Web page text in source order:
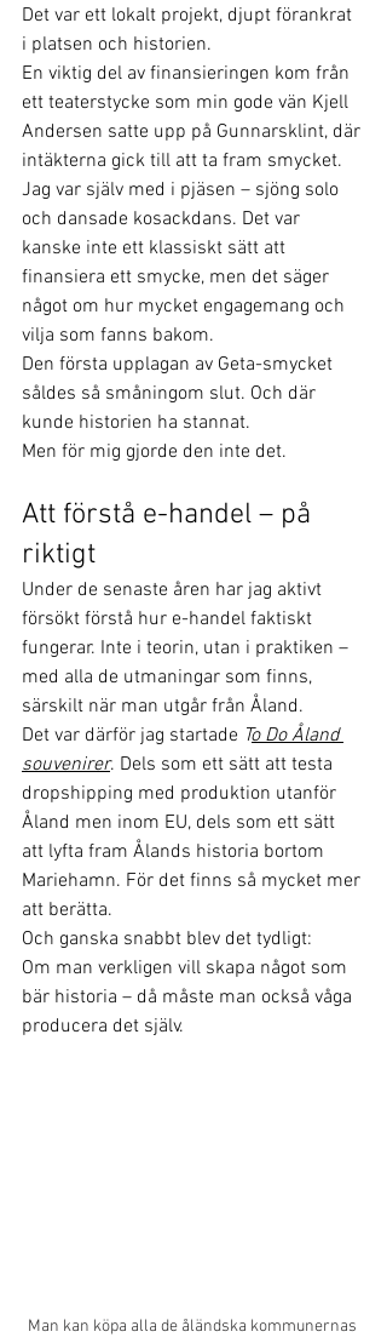
Det var ett lokalt projekt, djupt förankrat
i platsen och historien.
En viktig del av finansieringen kom från
ett teaterstycke som min gode vän Kjell
Andersen satte upp på Gunnarsklint, där
intäkterna gick till att ta fram smycket.
Jag var själv med i pjäsen – sjöng solo
och dansade kosackdans. Det var
kanske inte ett klassiskt sätt att
finansiera ett smycke, men det säger
något om hur mycket engagemang och
vilja som fanns bakom.
Den första upplagan av Geta-smycket
såldes så småningom slut. Och där
kunde historien ha stannat.
Men för mig gjorde den inte det.
Att förstå e-handel – på
riktigt
Under de senaste åren har jag aktivt
försökt förstå hur e-handel faktiskt
fungerar. Inte i teorin, utan i praktiken –
med alla de utmaningar som finns,
särskilt när man utgår från Åland.
Det var därför jag startade To Do Åland
souvenirer. Dels som ett sätt att testa
dropshipping med produktion utanför
Åland men inom EU, dels som ett sätt
att lyfta fram Ålands historia bortom
Mariehamn. För det finns så mycket mer
att berätta.
Och ganska snabbt blev det tydligt:
Om man verkligen vill skapa något som
bär historia – då måste man också våga
producera det själv.
Man kan köpa alla de åländska kommunernas